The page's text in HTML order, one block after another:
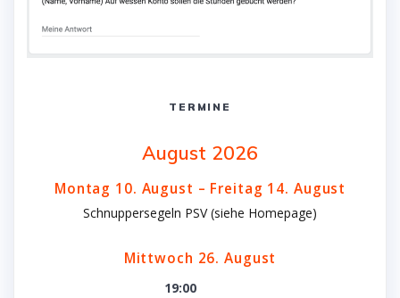
TERMINE
August 2026
Montag 10. August – Freitag 14. August
Schnuppersegeln PSV (siehe Homepage)
Mittwoch 26. August
19:00